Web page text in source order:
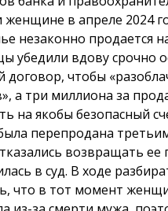
женщине в апреле 2024
незаконно продается
убедили вдову срочно
договор, чтобы
а три миллиона за
на якобы безопасный
перепродана
возвращать ее
в суд. В ходе
что в тот момент